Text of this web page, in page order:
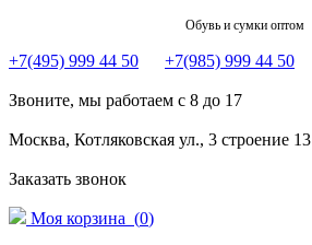
Обувь и сумки оптом
+7(495) 999 44 50 +7(985) 999 44 50
Звоните, мы работаем с 8 до 17
Москва, Котляковская ул., 3 строение 13
Заказать звонок
Моя корзина (0)